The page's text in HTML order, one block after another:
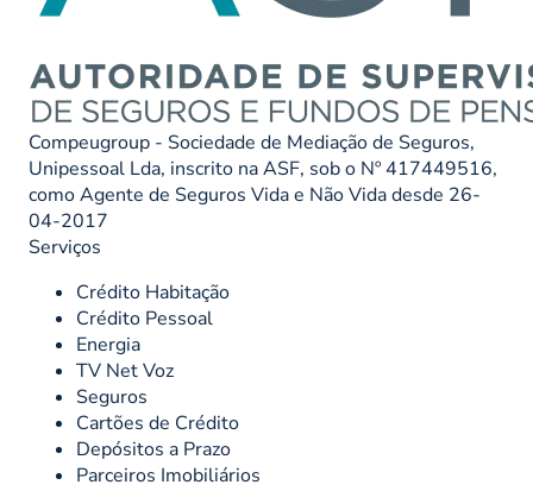
Compeugroup - Sociedade de Mediação de Seguros,
Unipessoal Lda, inscrito na ASF, sob o Nº 417449516,
como Agente de Seguros Vida e Não Vida desde 26-
04-2017
Serviços
Crédito Habitação
Crédito Pessoal
Energia
TV Net Voz
Seguros
Cartões de Crédito
Depósitos a Prazo
Parceiros Imobiliários